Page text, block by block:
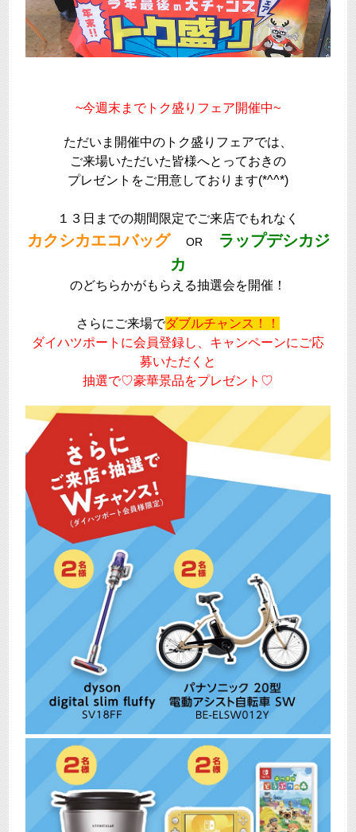
~今週末までトク盛りフェア開催中~
ただいま開催中のトク盛りフェアでは、
ご来場いただいた皆様へとっておきの
プレゼントをご用意しております(*^^*)
１３日までの期間限定でご来店でもれなく
カクシカエコバッグ OR
ラップデシカジ
カ
のどちらかがもらえる抽選会を開催！
さらにご来場でダブルチャンス！！
ダイハツポートに会員登録し、キャンペーンにご応
募いただくと
抽選で♡豪華景品をプレゼント♡